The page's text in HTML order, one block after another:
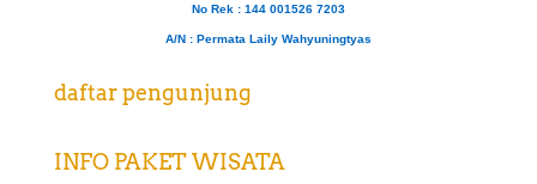
No Rek : 144 001526 7203
A/N : Permata Laily Wahyuningtyas
daftar pengunjung
INFO PAKET WISATA